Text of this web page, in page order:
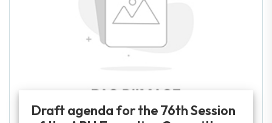
Draft agenda for the 76th Session